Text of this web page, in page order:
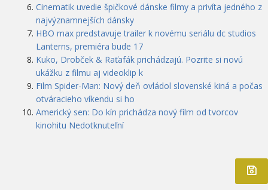
Cinematik uvedie špičkové dánske filmy a privíta jedného z
najvýznamnejších dánsky
HBO max predstavuje trailer k novému seriálu dc studios
Lanterns, premiéra bude 17
Kuko, Drobček & Raťafák prichádzajú. Pozrite si novú
ukážku z filmu aj videoklip k
Film Spider-Man: Nový deň ovládol slovenské kiná a počas
otváracieho víkendu si ho
Americký sen: Do kín prichádza nový film od tvorcov
kinohitu Nedotknuteľní